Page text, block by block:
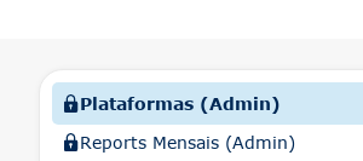
Plataformas (Admin)
Reports Mensais (Admin)